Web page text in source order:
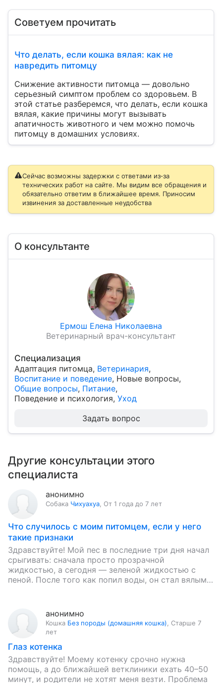
Советуем прочитать
Что делать, если кошка вялая: как не
навредить питомцу
Снижение активности питомца — довольно
серьезный симптом проблем со здоровьем. В
этой статье разберемся, что делать, если кошка
вялая, какие причины могут вызывать
апатичность животного и чем можно помочь
питомцу в домашних условиях.
Сейчас возможны задержки с ответами из‑за
технических работ на сайте. Мы видим все обращения и
обязательно ответим в ближайшее время. Приносим
извинения за доставленные неудобства
О консультанте
Ермош Елена Николаевна
Ветеринарный врач-консультант
Специализация
Адаптация питомца, Ветеринария,
Воспитание и поведение, Новые вопросы,
Общие вопросы, Питание,
Поведение и психология, Уход
Задать вопрос
Другие консультации этого
специалиста
анонимно
Собака Чихуахуа От 1 года до 7 лет
Что случилось с моим питомцем, если у него
такие признаки
Здравствуйте! Мой пес в последние три дня начал
срыгивать: сначала просто прозрачной
жидкостью, а сегодня — зеленой жидкостью с
пеной. После того как попил воды, он стал вялым:
анонимно
Кошка Без породы (домашняя кошка)
Старше 7
лет
Глаз котенка
Здравствуйте! Моему котенку срочно нужна
помощь, а до ближайшей ветклиники ехать 40–50
минут, и родители не хотят меня везти. Проблема